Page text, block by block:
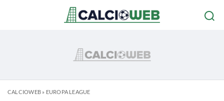
CALCIOWEB» EUROPA LEAGUE